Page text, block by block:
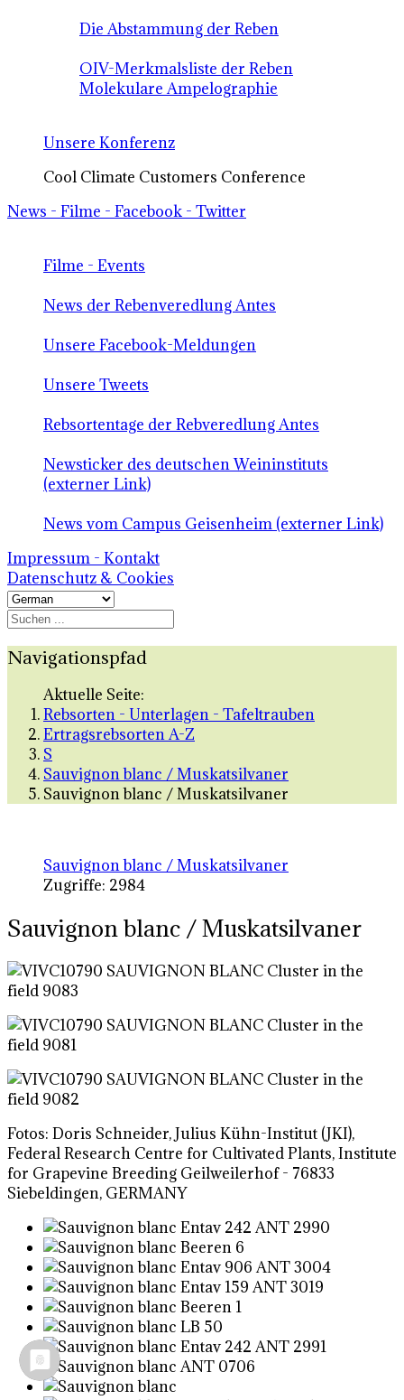
Die Abstammung der Reben
OIV-Merkmalsliste der Reben
Molekulare Ampelographie
Unsere Konferenz
Cool Climate Customers Conference
News - Filme - Facebook - Twitter
Filme - Events
News der Rebenveredlung Antes
Unsere Facebook-Meldungen
Unsere Tweets
Rebsortentage der Rebveredlung Antes
Newsticker des deutschen Weininstituts
(externer Link)
News vom Campus Geisenheim (externer Link)
Impressum - Kontakt
Datenschutz & Cookies
Navigationspfad
Aktuelle Seite:
Rebsorten - Unterlagen - Tafeltrauben
Ertragsrebsorten A-Z
S
Sauvignon blanc / Muskatsilvaner
Sauvignon blanc / Muskatsilvaner
Sauvignon blanc / Muskatsilvaner
Zugriffe: 2984
Sauvignon blanc / Muskatsilvaner
Fotos: Doris Schneider, Julius Kühn-Institut (JKI),
Federal Research Centre for Cultivated Plants, Institute
for Grapevine Breeding Geilweilerhof - 76833
Siebeldingen, GERMANY